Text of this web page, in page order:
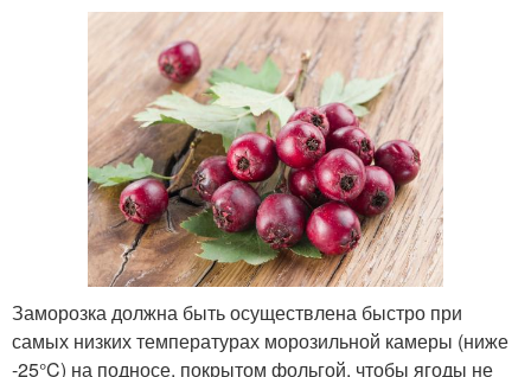
Заморозка должна быть осуществлена быстро при
самых низких температурах морозильной камеры (ниже
-25°C) на подносе, покрытом фольгой, чтобы ягоды не